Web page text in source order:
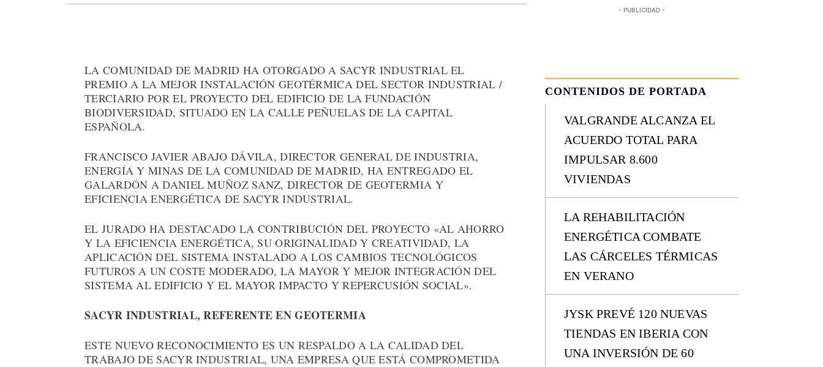
LA COMUNIDAD DE MADRID HA OTORGADO A SACYR INDUSTRIAL EL
PREMIO A LA MEJOR INSTALACIÓN GEOTÉRMICA DEL SECTOR INDUSTRIAL /
TERCIARIO POR EL PROYECTO DEL EDIFICIO DE LA FUNDACIÓN
BIODIVERSIDAD, SITUADO EN LA CALLE PEÑUELAS DE LA CAPITAL
ESPAÑOLA.
FRANCISCO JAVIER ABAJO DÁVILA, DIRECTOR GENERAL DE INDUSTRIA,
ENERGÍA Y MINAS DE LA COMUNIDAD DE MADRID, HA ENTREGADO EL
GALARDÓN A DANIEL MUÑOZ SANZ, DIRECTOR DE GEOTERMIA Y
EFICIENCIA ENERGÉTICA DE SACYR INDUSTRIAL.
EL JURADO HA DESTACADO LA CONTRIBUCIÓN DEL PROYECTO «AL AHORRO
Y LA EFICIENCIA ENERGÉTICA, SU ORIGINALIDAD Y CREATIVIDAD, LA
APLICACIÓN DEL SISTEMA INSTALADO A LOS CAMBIOS TECNOLÓGICOS
FUTUROS A UN COSTE MODERADO, LA MAYOR Y MEJOR INTEGRACIÓN DEL
SISTEMA AL EDIFICIO Y EL MAYOR IMPACTO Y REPERCUSIÓN SOCIAL».
SACYR INDUSTRIAL, REFERENTE EN GEOTERMIA
ESTE NUEVO RECONOCIMIENTO ES UN RESPALDO A LA CALIDAD DEL
TRABAJO DE SACYR INDUSTRIAL, UNA EMPRESA QUE ESTÁ COMPROMETIDA
- PUBLICIDAD -
CONTENIDOS DE PORTADA
VALGRANDE ALCANZA EL
ACUERDO TOTAL PARA
IMPULSAR 8.600
VIVIENDAS
LA REHABILITACIÓN
ENERGÉTICA COMBATE
LAS CÁRCELES TÉRMICAS
EN VERANO
JYSK PREVÉ 120 NUEVAS
TIENDAS EN IBERIA CON
UNA INVERSIÓN DE 60